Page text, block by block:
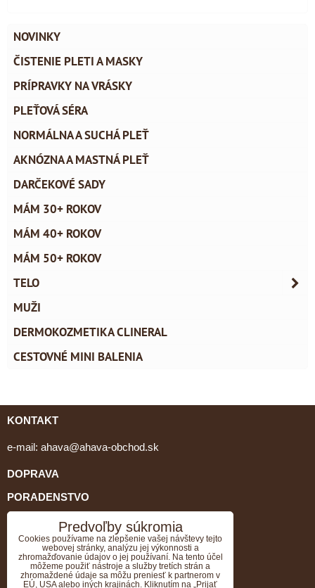
NOVINKY
ČISTENIE PLETI A MASKY
PRÍPRAVKY NA VRÁSKY
PLEŤOVÁ SÉRA
NORMÁLNA A SUCHÁ PLEŤ
AKNÓZNA A MASTNÁ PLEŤ
DARČEKOVÉ SADY
MÁM 30+ ROKOV
MÁM 40+ ROKOV
MÁM 50+ ROKOV
TELO
MUŽI
DERMOKOZMETIKA CLINERAL
CESTOVNÉ MINI BALENIA
KONTAKT
e-mail: ahava@ahava-obchod.sk
DOPRAVA
PORADENSTVO
tel: 0903 462 064, 034/651 79 05
VZORKY K OBJEDNÁVKE ZADARMO
Predvoľby súkromia
Cookies používame na zlepšenie vašej návštevy tejto
webovej stránky, analýzu jej výkonnosti a
zhromažďovanie údajov o jej používaní. Na tento účel
môžeme použiť nástroje a služby tretích strán a
zhromaždené údaje sa môžu preniesť k partnerom v
EÚ, USA alebo iných krajinách. Kliknutím na „Prijať